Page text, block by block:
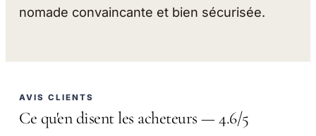
nomade convaincante et bien sécurisée.
AVIS CLIENTS
Ce qu'en disent les acheteurs — 4.6/5